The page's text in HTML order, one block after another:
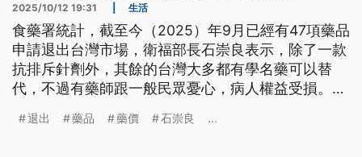
2025/10/12 19:31 生活
食藥署統計，截至今（2025）年9月已經有47項藥品
申請退出台灣市場，衛福部長石崇良表示，除了一款
抗排斥針劑外，其餘的台灣大多都有學名藥可以替
代，不過有藥師跟一般民眾憂心，病人權益受損。另
署在缺藥期間可以統一控貨。
退出 藥品 藥價 石崇良 ...